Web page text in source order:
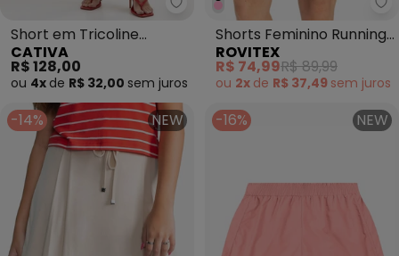
Cativa - Short em Tricoline
Short em Tricoline
Branco
CATIVA
R$ 128,00
ou 4x de R$ 32,00 sem juros
Shorts Feminino Running
Tecido Corta Vento Azul
ROVITEX
R$ 74,99R$ 89,99
ou 2x de R$ 37,49 sem juros
-14% NEW -16% NEW